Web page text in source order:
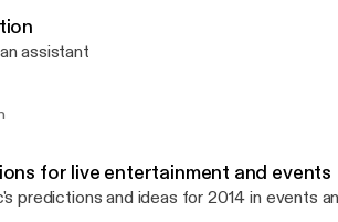
assistant
for live entertainment and events
predictions and ideas for 2014 in events